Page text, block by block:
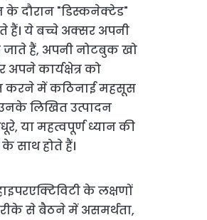
के दौरान "डिस्कनेक्टेड"
ये बच्चे अक्सर अपनी
हैं, अपनी नोटबुक खो
कार्यक्षेत्र को
करने में कठिनाई महसूस
लिखित उत्पादन
या महत्वपूर्ण ध्यान की
साथ होते हैं।
के लक्षणों
से बैठने में असमर्थता,